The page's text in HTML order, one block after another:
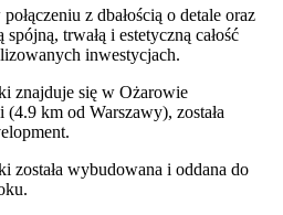
z dbałością o detale oraz
trwałą i estetyczną całość
inwestycjach.
znajduje się w Ożarowie
km od Warszawy), została
została wybudowana i oddana do